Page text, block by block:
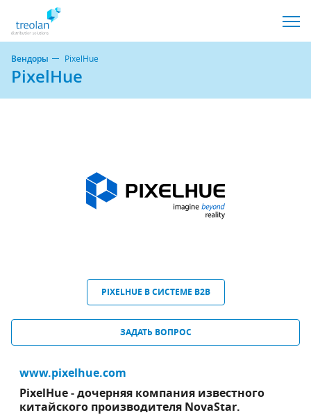
Вендоры PixelHue
PixelHue
PIXELHUE В СИСТЕМЕ B2B
ЗАДАТЬ ВОПРОС
www.pixelhue.com
PixelHue‒ дочерняя компания известного
китайского производителя NovaStar.